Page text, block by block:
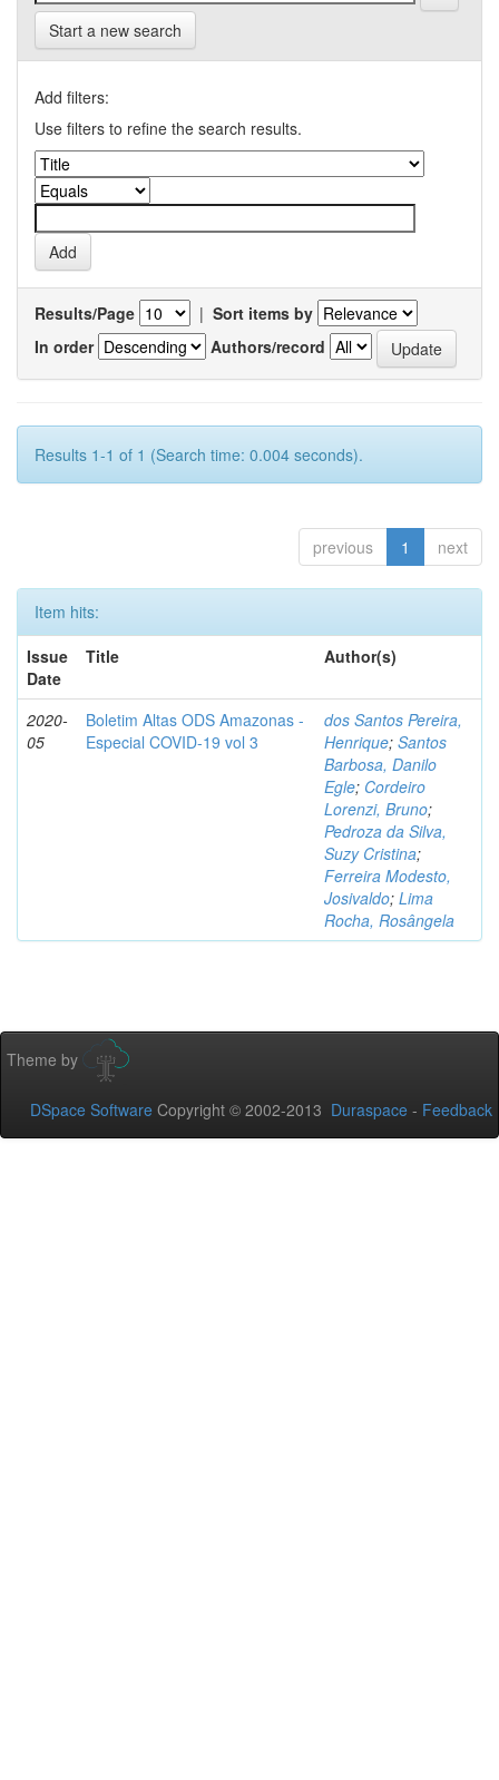
Start a new search
Add filters:
Use filters to refine the search results.
Results/Page | Sort items by
In order
Authors/record
Results 1-1 of 1 (Search time: 0.004 seconds).
previous 1 next
Item hits:
Issue
Date
Title Author(s)
2020-
05
Boletim Altas ODS Amazonas -
Especial COVID-19 vol 3
dos Santos Pereira,
Henrique; Santos
Barbosa, Danilo
Egle; Cordeiro
Lorenzi, Bruno;
Pedroza da Silva,
Suzy Cristina;
Ferreira Modesto,
Josivaldo; Lima
Rocha, Rosângela
Theme by
DSpace Software Copyright © 2002-2013 Duraspace - Feedback